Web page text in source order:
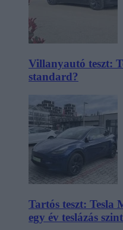
Villanyautó teszt:
standard?
Tartós teszt: Tesla
egy év teslázás